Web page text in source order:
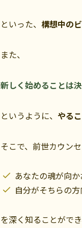
といった、 構想中の
また、
新しく始めることは
というように、 やる
そこで、前世カウン
あなたの魂が向
自分がそちらの
を深く知ることができ